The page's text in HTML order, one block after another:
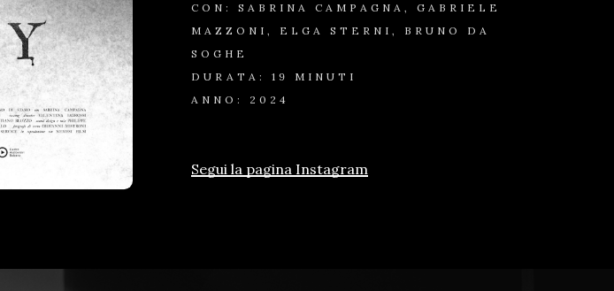
CON: SABRINA CAMPAGNA, GABRIELE
MAZZONI, ELGA STERNI, BRUNO DA
SOGHE
DURATA: 19 MINUTI
ANNO: 2024
Segui la pagina Instagram